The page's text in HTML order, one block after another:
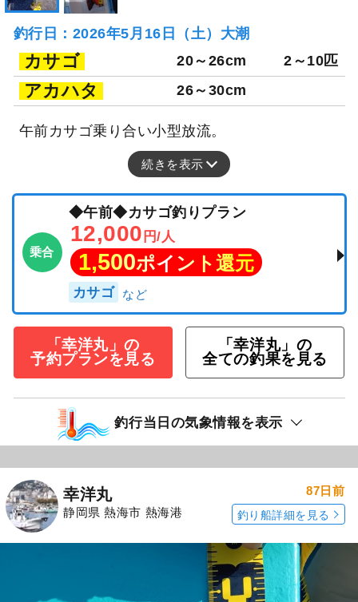
釣行日：2026年5月16日（土）大潮
カサゴ 20～26cm 2～10匹
アカハタ 26～30cm
午前カサゴ乗り合い小型放流。
続きを表示
乗合
◆午前◆カサゴ釣りプラン
12,000 円/人
1,500ポイント還元
カサゴ
「幸洋丸」の
予約プランを見る
「幸洋丸」の
全ての釣果を見る
釣行当日の気象情報を表示
幸洋丸
静岡県 熱海市 熱海港
87日前
釣り船詳細を見る